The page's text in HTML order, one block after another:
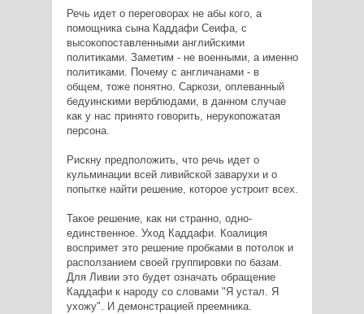
Речь идет о переговорах не абы кого, а
помощника сына Каддафи Сеифа, с
высокопоставленными английскими
политиками. Заметим - не военными, а именно
политиками. Почему с англичанами - в
общем, тоже понятно. Саркози, оплеванный
бедуинскими верблюдами, в данном случае
как у нас принято говорить, нерукопожатая
персона.
Рискну предположить, что речь идет о
кульминации всей ливийской заварухи и о
попытке найти решение, которое устроит всех.
Такое решение, как ни странно, одно-
единственное. Уход Каддафи. Коалиция
воспримет это решение пробками в потолок и
расползанием своей группировки по базам.
Для Ливии это будет означать обращение
Каддафи к народу со словами "Я устал. Я
ухожу". И демонстрацией преемника.